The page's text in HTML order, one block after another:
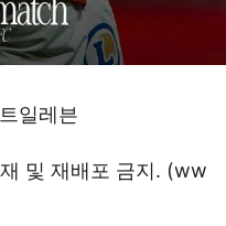
일레븐
및 재배포 금지. (ww